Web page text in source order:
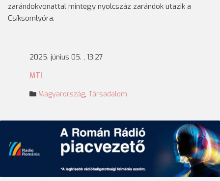
zarándokvonattal mintegy nyolcszáz zarándok utazik a
Csíksomlyóra.
2025. június 05. , 13:27
MTI
Magyarország, Társadalom